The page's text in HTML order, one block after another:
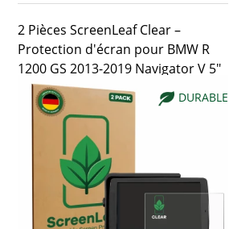
2 Pièces ScreenLeaf Clear –
Protection d'écran pour BMW R
1200 GS 2013-2019 Navigator V 5"
DURABLE